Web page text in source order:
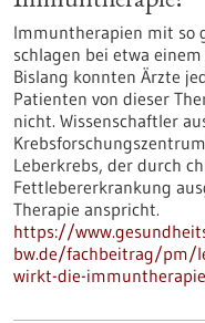
Immuntherapien mit so
schlagen bei etwa
Bislang konnten Ärzte
Patienten von dieser
nicht. Wissenschaftler
Leberkrebs, der durch
Fettlebererkrankung
Therapie anspricht.
https://
bw.de/fachbeitrag/pm/
wirkt-die-immuntherapie